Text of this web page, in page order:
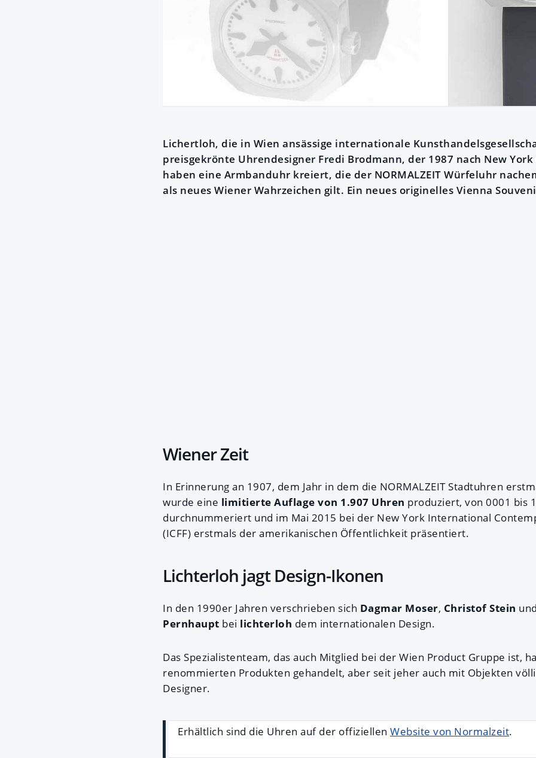
Lichertloh, die in Wien ansässige internationale
preisgekrönte Uhrendesigner Fredi Brodmann, der 1987 nach New
haben eine Armbanduhr kreiert, die der NORMALZEIT Würfeluhr
als neues Wiener Wahrzeichen gilt. Ein neues originelles Vienna
Wiener Zeit
In Erinnerung an 1907, dem Jahr in dem die NORMALZEIT Stadtuhren
wurde eine limitierte Auflage von 1.907 Uhren produziert, von 0001 bis
durchnummeriert und im Mai 2015 bei der New York International
(ICFF) erstmals der amerikanischen Öffentlichkeit präsentiert.
Lichterloh jagt Design-Ikonen
In den 1990er Jahren verschrieben sich Dagmar Moser, Christof Stein und
Pernhaupt bei lichterloh dem internationalen Design.
Das Spezialistenteam, das auch Mitglied bei der Wien Product Gruppe ist,
renommierten Produkten gehandelt, aber seit jeher auch mit Objekten
Designer.
Erhältlich sind die Uhren auf der offiziellen Website von Normalzeit.